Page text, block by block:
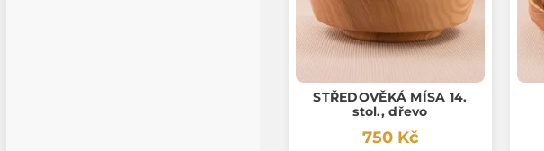
STŘEDOVĚKÁ MÍSA 14.
stol., dřevo
750 Kč